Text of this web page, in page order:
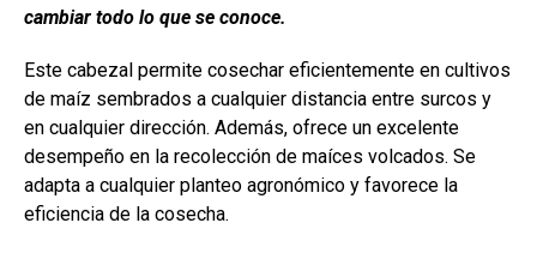
o
o
k
A
p
p
n
ar
tir
cambiar todo lo que se conoce.
Este cabezal permite cosechar eficientemente en cultivos
de maíz sembrados a cualquier distancia entre surcos y
en cualquier dirección. Además, ofrece un excelente
desempeño en la recolección de maíces volcados. Se
adapta a cualquier planteo agronómico y favorece la
eficiencia de la cosecha.